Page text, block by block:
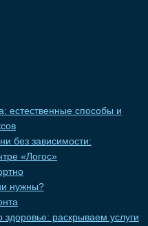
естественные способы и
без зависимости:
«Логос»
нужны?
здоровье: раскрываем услуги